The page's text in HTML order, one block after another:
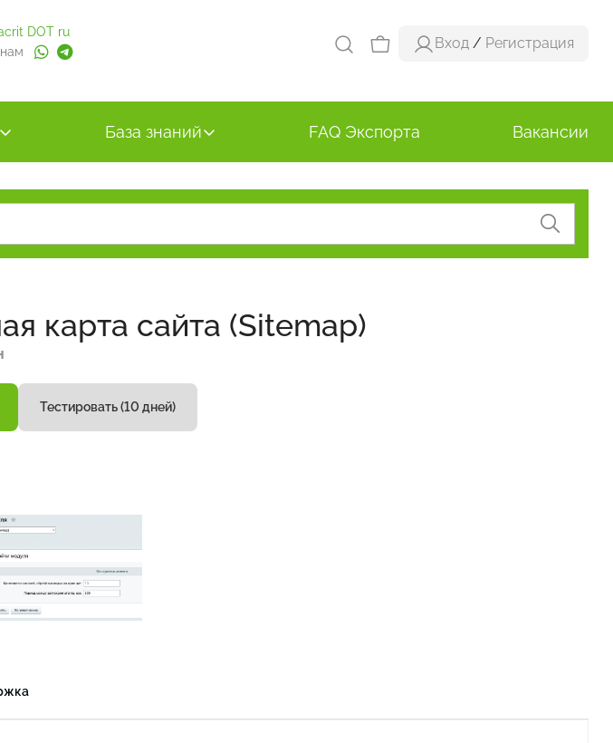
DOT ru
Вход / Регистрация
База знаний FAQ Экспорта Вакансии
карта сайта (Sitemap)
Тестировать (10 дней)